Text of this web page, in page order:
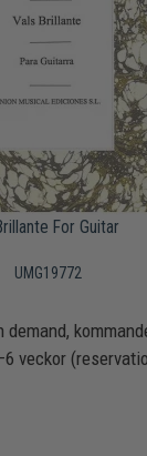
For Guitar
UMG19772
demand,
veckor